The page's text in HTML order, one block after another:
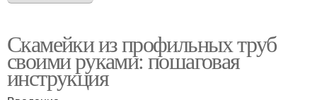
Скамейки из профильных труб
своими руками: пошаговая
инструкция